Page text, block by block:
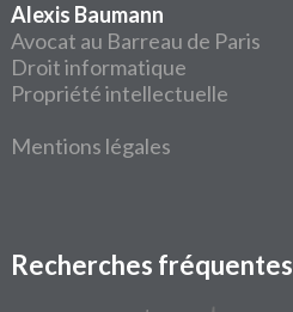
Alexis Baumann
Avocat au Barreau de Paris
Droit informatique
Propriété intellectuelle
Mentions légales
Recherches fréquentes